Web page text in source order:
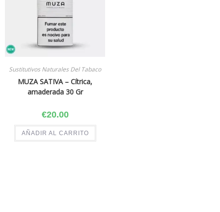
Sustitutivos Naturales Del Tabaco
MUZA SATIVA – Cítrica,
amaderada 30 Gr
€20.00
AÑADIR AL CARRITO